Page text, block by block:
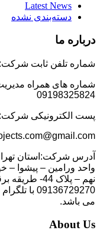
Latest News
دسته‌بندی نشده
درباره ما
شماره تلفن ثابت شرکت: 02136737695
09198325824
پست الکترونیکی شرکت: amin.hosein@gmail.com
آدرس شرکت:استان
واحد ورامین – پیشوا –
نهم – پلاک
می باشد.
About Us